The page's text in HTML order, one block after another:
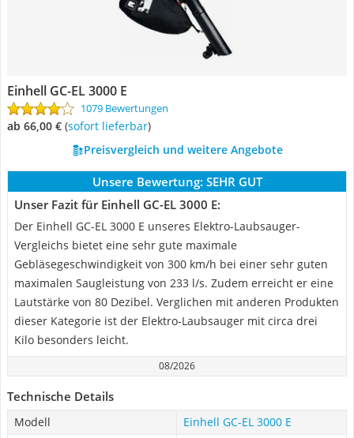
Einhell GC-EL 3000 E
1079 Bewertungen
ab 66,00 € ( Sofort lieferbar)
Preisvergleich und weitere Angebote
Unsere Bewertung: SEHR GUT
Unser Fazit für Einhell GC-EL 3000 E:
Der Einhell GC-EL 3000 E unseres Elektro-Laubsauger-
Vergleichs bietet eine sehr gute maximale
Gebläsegeschwindigkeit von 300 km/h bei einer sehr guten
maximalen Saugleistung von 233 l/s. Zudem erreicht er eine
Lautstärke von 80 Dezibel. Verglichen mit anderen Produkten
dieser Kategorie ist der Elektro-Laubsauger mit circa drei
Kilo besonders leicht.
08/2026
Technische Details
Modell
Einhell GC-EL 3000 E